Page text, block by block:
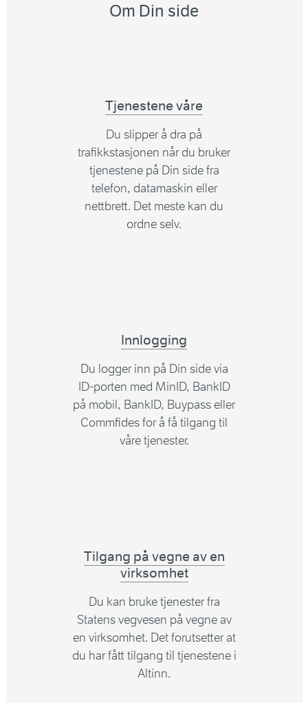
Om Din side
Tjenestene våre
Du slipper å dra på
trafikkstasjonen når du bruker
tjenestene på Din side fra
telefon, datamaskin eller
nettbrett. Det meste kan du
ordne selv.
Innlogging
Du logger inn på Din side via
ID-porten med MinID, BankID
på mobil, BankID, Buypass eller
Commfides for å få tilgang til
våre tjenester.
Tilgang på vegne av en
virksomhet
Du kan bruke tjenester fra
Statens vegvesen på vegne av
en virksomhet. Det forutsetter at
du har fått tilgang til tjenestene i
Altinn.